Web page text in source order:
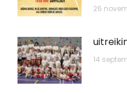
26
14